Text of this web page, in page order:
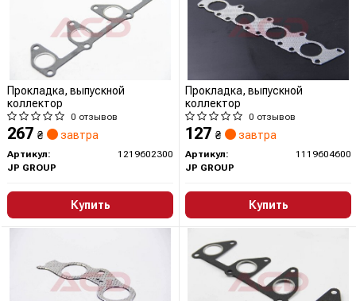
Прокладка, выпускной
коллектор
0 отзывов
267 ₴ завтра
Артикул:
1219602300
JP GROUP
Купить
Прокладка, выпускной
коллектор
0 отзывов
127 ₴ завтра
Артикул:
1119604600
JP GROUP
Купить